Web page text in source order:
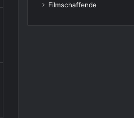
Filmschaffende